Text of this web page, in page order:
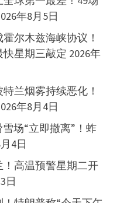
年8月5日
尔木兹海峡协议！
星期三敲定 2026年
兰烟雾持续恶化！
年8月4日
场“立即撤离”！蚱
4日
高温预警星期二开
日